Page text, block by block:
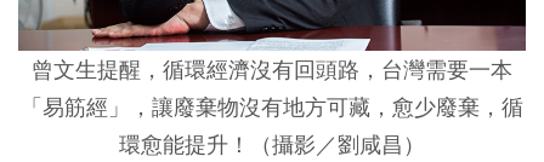
曾文生提醒，循環經濟沒有回頭路，台灣需要一本
「易筋經」，讓廢棄物沒有地方可藏，愈少廢棄，循
環愈能提升！（攝影／劉咸昌）